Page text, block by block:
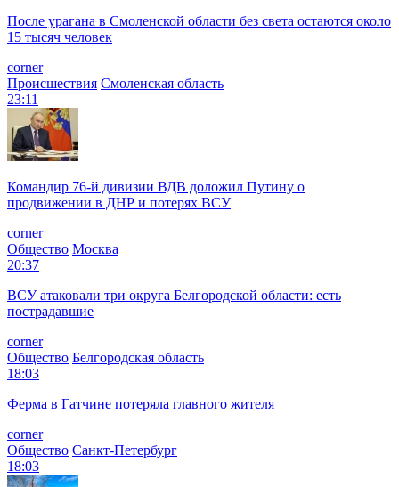
После урагана в Смоленской области без света остаются около
15 тысяч человек
corner
Происшествия Смоленская область
23:11
Командир 76-й дивизии ВДВ доложил Путину о
продвижении в ДНР и потерях ВСУ
corner
Общество Москва
20:37
ВСУ атаковали три округа Белгородской области: есть
пострадавшие
corner
Общество Белгородская область
18:03
Ферма в Гатчине потеряла главного жителя
corner
Общество Санкт-Петербург
18:03